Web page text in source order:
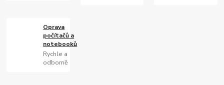
Oprava
počítačů a
notebooků
Rychle a
odborně